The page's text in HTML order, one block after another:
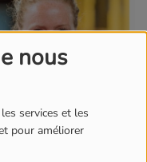
nous
services et les
pour améliorer